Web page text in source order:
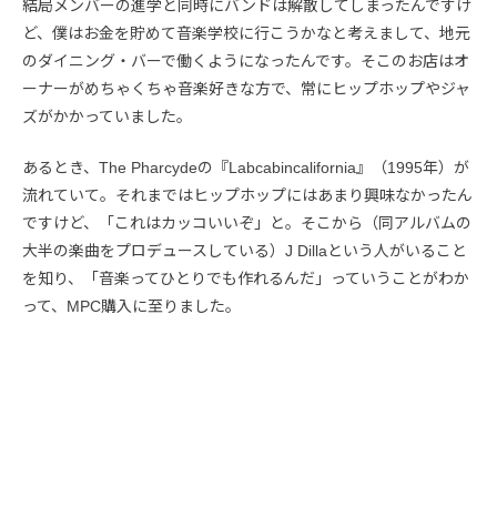
結局メンバーの進学と同時にバンドは解散してしまったんですけ
ど、僕はお金を貯めて音楽学校に行こうかなと考えまして、地元
のダイニング・バーで働くようになったんです。そこのお店はオ
ーナーがめちゃくちゃ音楽好きな方で、常にヒップホップやジャ
ズがかかっていました。
あるとき、The Pharcydeの『Labcabincalifornia』（1995年）が
流れていて。それまではヒップホップにはあまり興味なかったん
ですけど、「これはカッコいいぞ」と。そこから（同アルバムの
大半の楽曲をプロデュースしている）J Dillaという人がいること
を知り、「音楽ってひとりでも作れるんだ」っていうことがわか
って、MPC購入に至りました。